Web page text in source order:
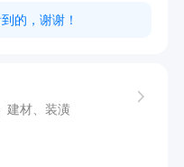
到的，谢谢！
建材、装潢